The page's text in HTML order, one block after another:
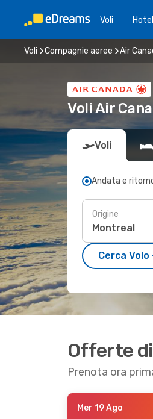
Voli Hotel
Voli Compagnie aeree Air
Voli Air
Voli
Andata e
Origine
Cerca Volo
Offerte
Prenota ora
Mer 19 Ago